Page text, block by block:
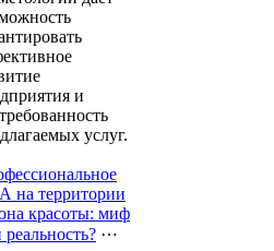
и
услуг.
на территории
красоты: миф
⋯